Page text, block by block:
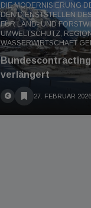
DIE MODERNISIERUNG
DEN DIENSTSTELLEN
FÜR LAND- UND
UMWELTSCHUTZ,
WASSERWIRTSCHAFT
Bundescontracting
verlängert
27. FEBRUAR 2026